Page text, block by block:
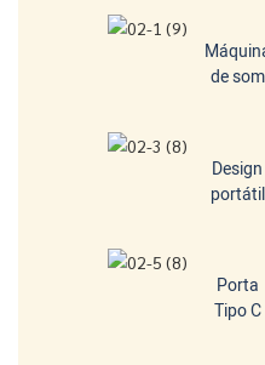
de som
Design
portátil
Porta
Tipo C